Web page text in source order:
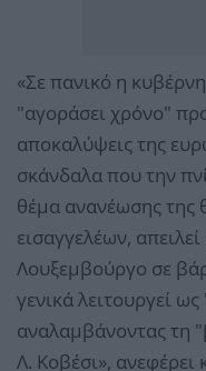
«Σε πανικό η
"αγοράσει χρόνο"
αποκαλύψεις της
σκάνδαλα που την
θέμα ανανέωσης της
εισαγγελέων,
Λουξεμβούργο σε
γενικά λειτουργεί
αναλαμβάνοντας τη
Λ. Κοβέσι», ανεφέρει